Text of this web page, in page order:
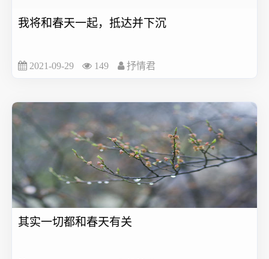
我将和春天一起，抵达并下沉
2021-09-29 149 抒情君
其实一切都和春天有关